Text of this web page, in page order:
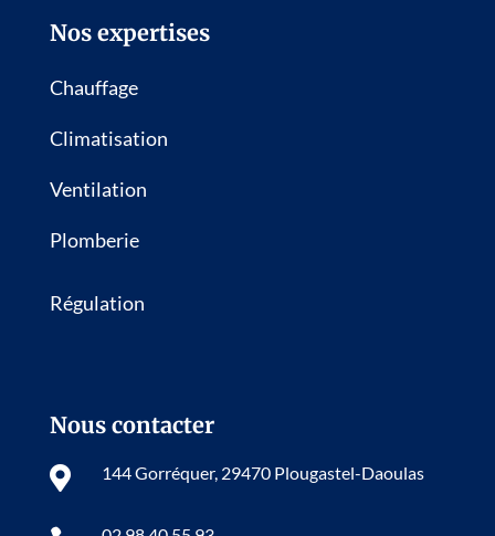
Nos expertises
Chauffage
Climatisation
Ventilation
Plomberie
Régulation
Nous contacter

144 Gorréquer, 29470 Plougastel-Daoulas